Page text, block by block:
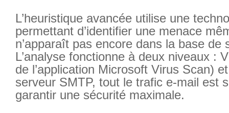
L’heuristique avancée utilise une
permettant d’identifier une menace
n’apparaît pas encore dans la base de
L’analyse fonctionne à deux niveaux :
de l’application Microsoft Virus Scan)
serveur SMTP, tout le trafic e-mail est
garantir une sécurité maximale.